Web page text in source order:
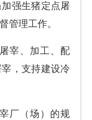
强生猪定点屠
管理工作。
宰、加工、配
，支持建设冷
厂（场）的规